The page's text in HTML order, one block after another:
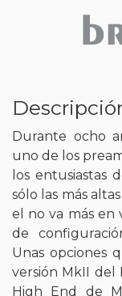
Durante ocho
uno de los
los entusiastas
sólo las más
el no va más en
de
Unas opciones
versión MkII del
High End de